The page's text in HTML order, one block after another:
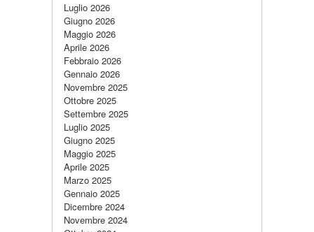
Luglio 2026
Giugno 2026
Maggio 2026
Aprile 2026
Febbraio 2026
Gennaio 2026
Novembre 2025
Ottobre 2025
Settembre 2025
Luglio 2025
Giugno 2025
Maggio 2025
Aprile 2025
Marzo 2025
Gennaio 2025
Dicembre 2024
Novembre 2024